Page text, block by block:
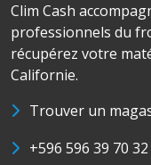
Clim Cash
professionnels du
récupérez votre
Californie.
Trouver un
+596 596 39 70 32